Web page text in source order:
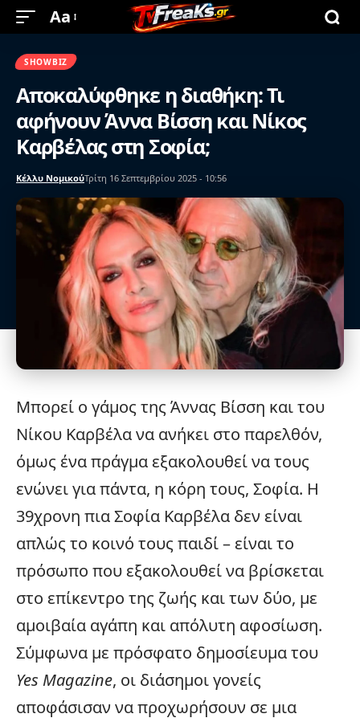
Aa
SHOWBIZ
Αποκαλύφθηκε η διαθήκη: Τι
αφήνουν Άννα Βίσση και Νίκος
Καρβέλας στη Σοφία;
Κέλλυ ΝομικούΤρίτη 16 Σεπτεμβρίου 2025 - 10:56
Μπορεί ο γάμος της Άννας Βίσση και του
Νίκου Καρβέλα να ανήκει στο παρελθόν,
όμως ένα πράγμα εξακολουθεί να τους
ενώνει για πάντα, η κόρη τους, Σοφία. Η
39χρονη πια Σοφία Καρβέλα δεν είναι
απλώς το κοινό τους παιδί – είναι το
πρόσωπο που εξακολουθεί να βρίσκεται
στο επίκεντρο της ζωής και των δύο, με
αμοιβαία αγάπη και απόλυτη αφοσίωση.
Σύμφωνα με πρόσφατο δημοσίευμα του
Yes Magazine, οι διάσημοι γονείς
αποφάσισαν να προχωρήσουν σε μια